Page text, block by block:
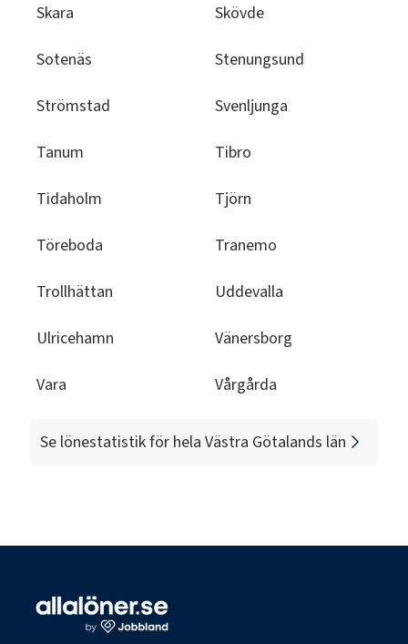
Skara Skövde
Sotenäs Stenungsund
Strömstad Svenljunga
Tanum Tibro
Tidaholm Tjörn
Töreboda Tranemo
Trollhättan Uddevalla
Ulricehamn Vänersborg
Vara Vårgårda
Se lönestatistik för hela Västra Götalands län